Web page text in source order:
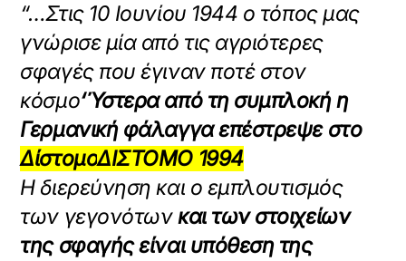
“…Στις 10 Ιουνίου 1944 ο τόπος μας
γνώρισε μία από τις αγριότερες
σφαγές που έγιναν ποτέ στον
κόσμο‘Ύστερα από τη συμπλοκή η
Γερμανική φάλαγγα επέστρεψε στο
ΔίστομοΔΙΣΤΟΜΟ1994
Η διερεύνηση και ο εμπλουτισμός
των γεγονότωνκαι των στοιχείων
της σφαγής είναι υπόθεση της